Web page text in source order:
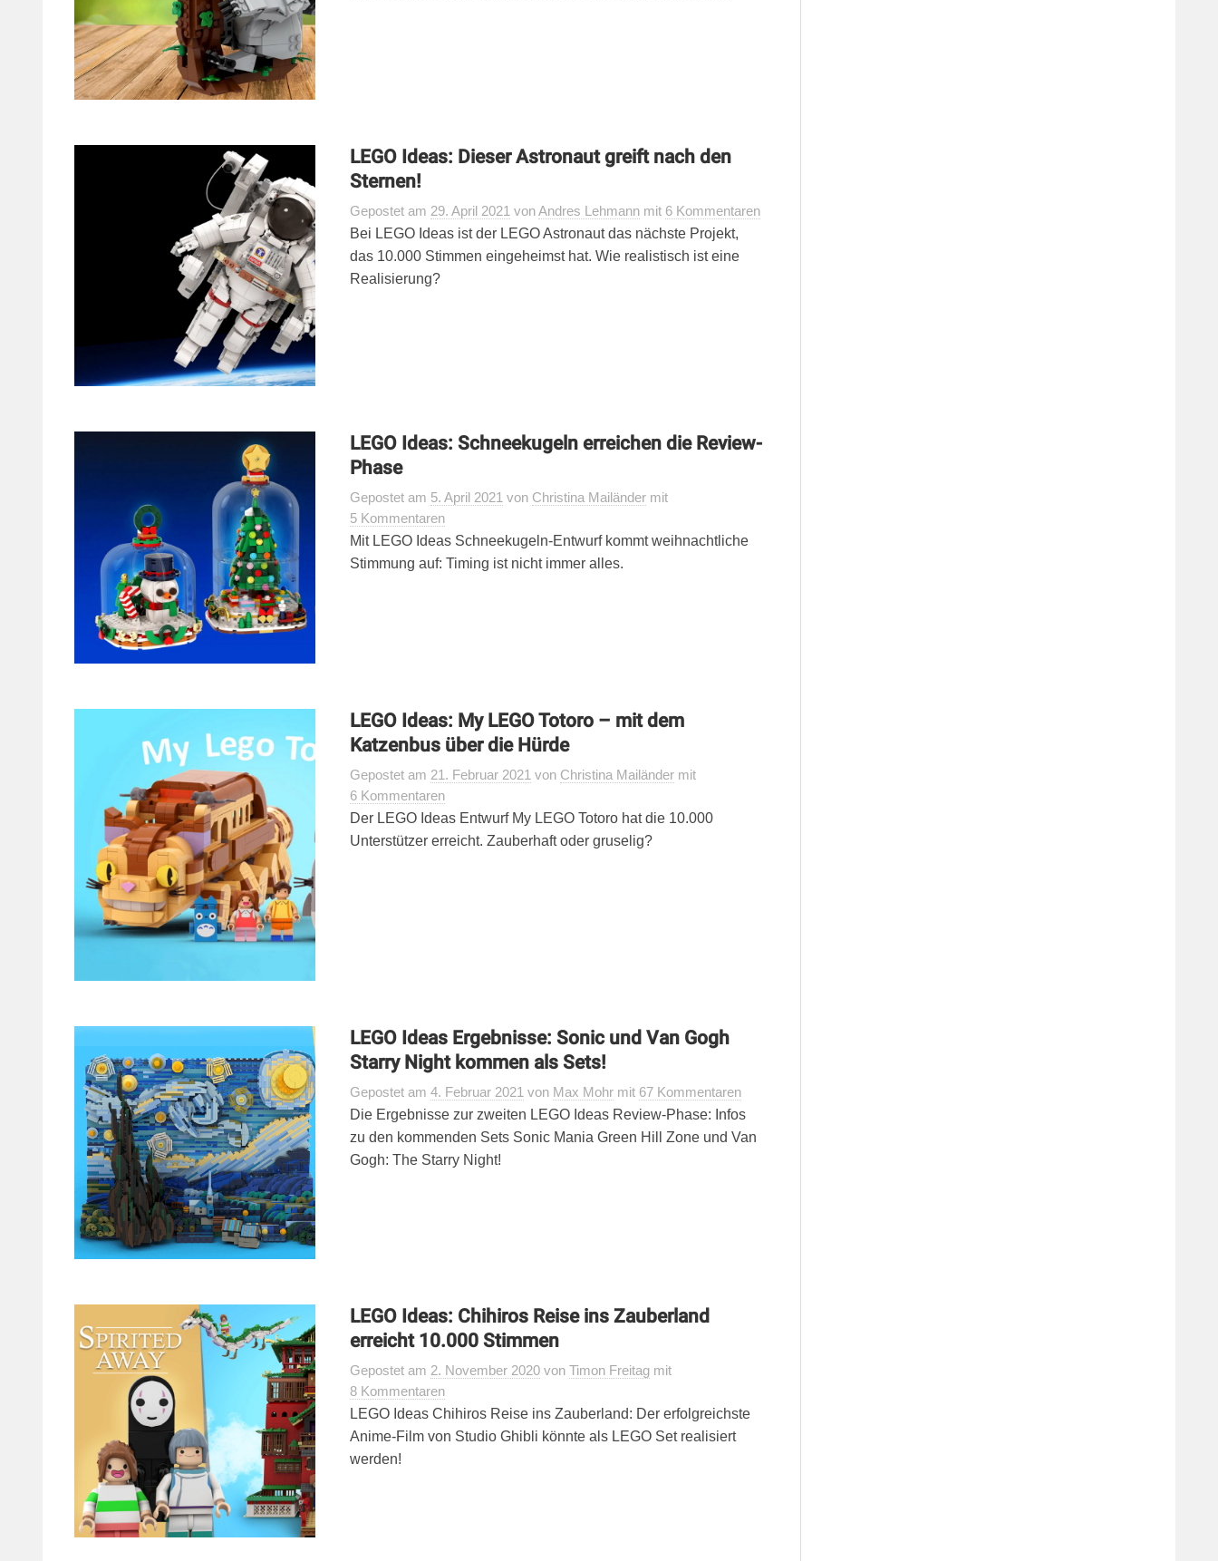
LEGO Ideas: Dieser Astronaut greift nach den
Sternen!
Gepostetam 29. April 2021 vonAndres Lehmann mit 6 Kommentaren
Bei LEGO Ideas ist der LEGO Astronaut das nächste Projekt,
das 10.000 Stimmen eingeheimst hat. Wie realistisch ist eine
Realisierung?
LEGO Ideas: Schneekugeln erreichen die Review-
Phase
Gepostetam 5. April 2021 von Christina Mailänder mit
5 Kommentaren
Mit LEGO Ideas Schneekugeln-Entwurf kommt weihnachtliche
Stimmung auf: Timing ist nicht immer alles.
LEGO Ideas: My LEGO Totoro – mit dem
Katzenbus über die Hürde
Gepostetam 21. Februar 2021 von Christina Mailänder mit
6 Kommentaren
Der LEGO Ideas Entwurf My LEGO Totoro hat die 10.000
Unterstützer erreicht. Zauberhaft oder gruselig?
LEGO Ideas Ergebnisse: Sonic und Van Gogh
Starry Night kommen als Sets!
Gepostetam4. Februar 2021 von Max Mohr mit 67 Kommentaren
Die Ergebnisse zur zweiten LEGO Ideas Review-Phase: Infos
zu den kommenden Sets Sonic Mania Green Hill Zone und Van
Gogh: The Starry Night!
LEGO Ideas: Chihiros Reise ins Zauberland
erreicht 10.000 Stimmen
Gepostetam 2. November 2020 vonTimon Freitag mit
8 Kommentaren
LEGO Ideas Chihiros Reise ins Zauberland: Der erfolgreichste
Anime-Film von Studio Ghibli könnte als LEGO Set realisiert
werden!